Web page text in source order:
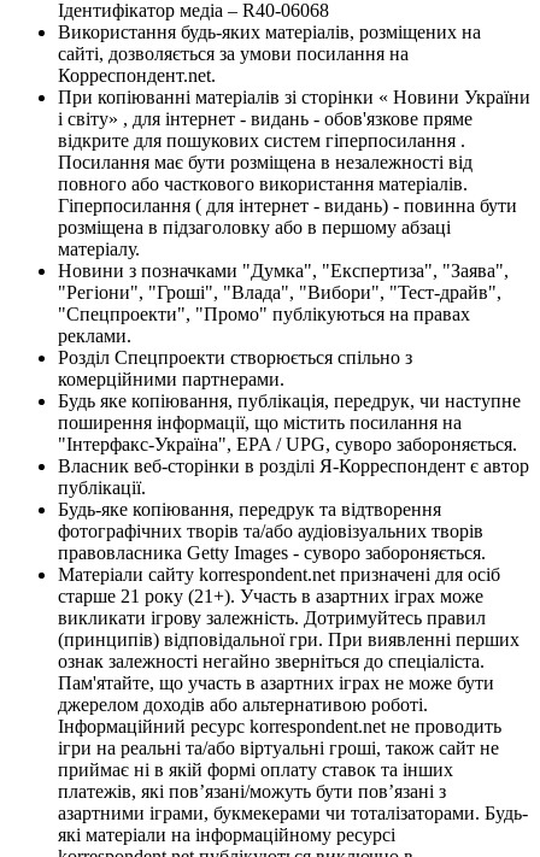
Ідентифікатор медіа – R40-06068
Використання будь-яких матеріалів, розміщених на
сайті, дозволяється за умови посилання на
Корреспондент.net.
При копіюванні матеріалів зі сторінки « Новини України
і світу» , для інтернет - видань - обов'язкове пряме
відкрите для пошукових систем гіперпосилання .
Посилання має бути розміщена в незалежності від
повного або часткового використання матеріалів.
Гіперпосилання ( для інтернет - видань) - повинна бути
розміщена в підзаголовку або в першому абзаці
матеріалу.
Новини з позначками "Думка", "Експертиза", "Заява",
"Регіони", "Гроші", "Влада", "Вибори", "Тест-драйв",
"Спецпроекти", "Промо" публікуються на правах
реклами.
Розділ Спецпроекти створюється спільно з
комерційними партнерами.
Будь яке копіювання, публікація, передрук, чи наступне
поширення інформації, що містить посилання на
"Інтерфакс-Україна", EPA / UPG, суворо забороняється.
Власник веб-сторінки в розділі Я-Корреспондент є автор
публікації.
Будь-яке копіювання, передрук та відтворення
фотографічних творів та/або аудіовізуальних творів
правовласника Getty Images - суворо забороняється.
Матеріали сайту korrespondent.net призначені для осіб
старше 21 року (21+). Участь в азартних іграх може
викликати ігрову залежність. Дотримуйтесь правил
(принципів) відповідальної гри. При виявленні перших
ознак залежності негайно зверніться до спеціаліста.
Пам'ятайте, що участь в азартних іграх не може бути
джерелом доходів або альтернативою роботі.
Інформаційний ресурс korrespondent.net не проводить
ігри на реальні та/або віртуальні гроші, також сайт не
приймає ні в якій формі оплату ставок та інших
платежів, які пов’язані/можуть бути пов’язані з
азартними іграми, букмекерами чи тоталізаторами. Будь-
які матеріали на інформаційному ресурсі